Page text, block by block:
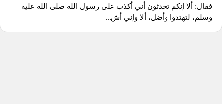
فقال: ألا إنكم تحدثون أني أكذب على رسول الله صلى الله عليه
وسلم، لتهتدوا وأضل، ألا وإني أش...